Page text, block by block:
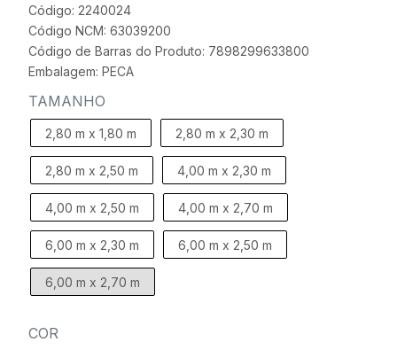
Código: 2240024
Código NCM: 63039200
Código de Barras do Produto: 7898299633800
Embalagem: PECA
TAMANHO
2,80 m x 1,80 m 2,80 m x 2,30 m
2,80 m x 2,50 m 4,00 m x 2,30 m
4,00 m x 2,50 m 4,00 m x 2,70 m
6,00 m x 2,30 m 6,00 m x 2,50 m
6,00 m x 2,70 m
COR